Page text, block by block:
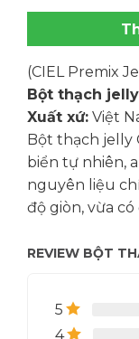
(CIEL Premix
Bột thạch jelly
Xuất xứ:Việt
Bột thạch jelly
biển tự nhiên,
nguyên liệu
độ giòn, vừa
REVIEW BỘT
5
4